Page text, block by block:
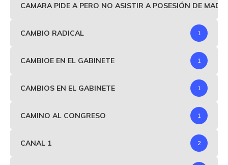
CAMARA PIDE A PERO NO ASISTIR A POSESIÓN DE
CAMBIO RADICAL 1
CAMBIOE EN EL GABINETE 1
CAMBIOS EN EL GABINETE 1
CAMINO AL CONGRESO 1
CANAL 1 2